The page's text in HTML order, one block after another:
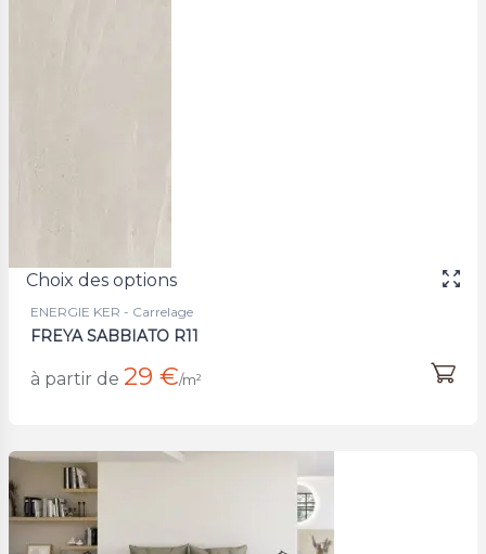
Choix des options
ENERGIE KER - Carrelage
FREYA SABBIATO R11
à partir de 29 €/m²